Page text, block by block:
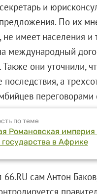
и
По их
не имеет населения
международный
Также они уточнили,
а
по теме
Романовская
в Африке
66.RU сам Антон